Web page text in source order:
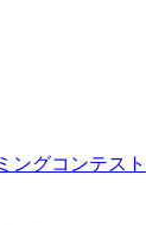
ングコンテスト